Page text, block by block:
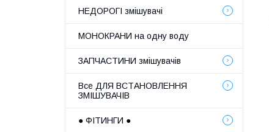
НЕДОРОГІ змішувачі
МОНОКРАНИ на одну воду
ЗАПЧАСТИНИ змішувачів
Все ДЛЯ ВСТАНОВЛЕННЯ
ЗМІШУВАЧІВ
● ФІТИНГИ ●